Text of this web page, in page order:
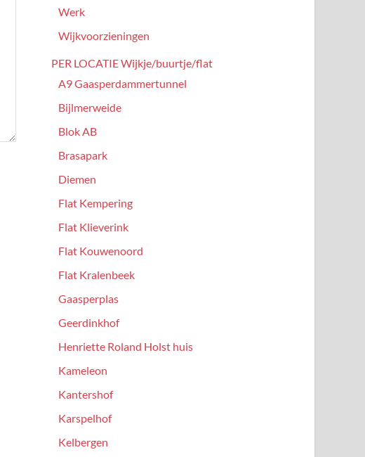
Werk
Wijkvoorzieningen
PER LOCATIE Wijkje/buurtje/flat
A9 Gaasperdammertunnel
Bijlmerweide
Blok AB
Brasapark
Diemen
Flat Kempering
Flat Klieverink
Flat Kouwenoord
Flat Kralenbeek
Gaasperplas
Geerdinkhof
Henriette Roland Holst huis
Kameleon
Kantershof
Karspelhof
Kelbergen